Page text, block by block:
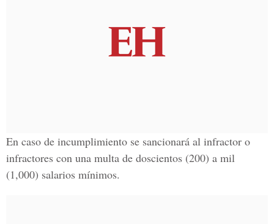
En caso de incumplimiento se sancionará al infractor o
infractores con una multa de doscientos (200) a mil
(1,000) salarios mínimos.